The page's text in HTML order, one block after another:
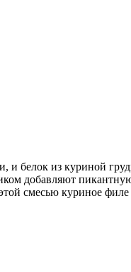
белок из куриной
добавляют
смесью куриное